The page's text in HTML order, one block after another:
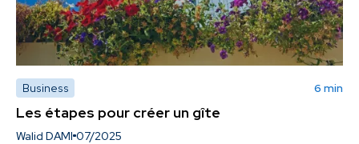
Business 6 min
Les étapes pour créer un gîte
Walid DAMI 07/2025